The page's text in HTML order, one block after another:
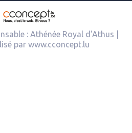
: Athénée Royal d'Athus |
par www.cconcept.lu